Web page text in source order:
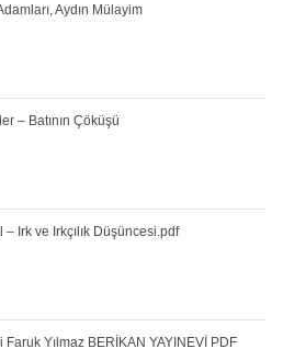
Aydın Mülayim
– Batının Çöküşü
Irk ve Irkçılık Düşüncesi.pdf
Yılmaz BERİKAN YAYINEVİ PDF